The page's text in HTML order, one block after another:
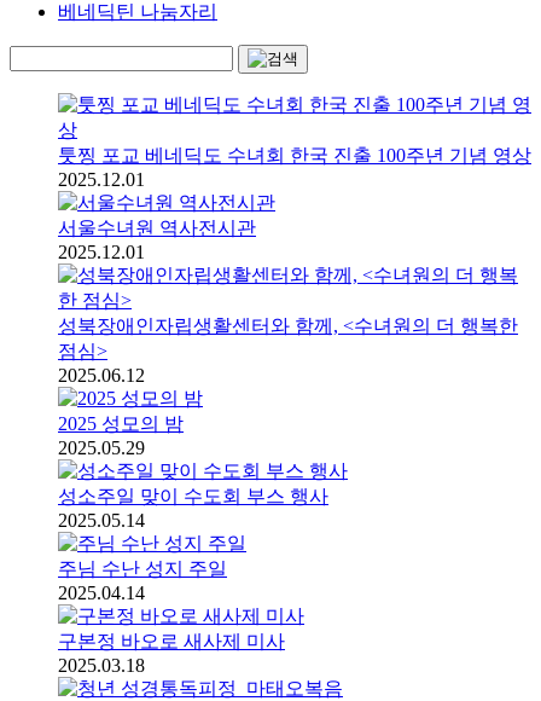
베네딕틴 나눔자리
툿찡 포교 베네딕도 수녀회 한국 진출 100주년 기념 영상
2025.12.01
서울수녀원 역사전시관
2025.12.01
성북장애인자립생활센터와 함께, <수녀원의 더 행복한
점심>
2025.06.12
2025 성모의 밤
2025.05.29
성소주일 맞이 수도회 부스 행사
2025.05.14
주님 수난 성지 주일
2025.04.14
구본정 바오로 새사제 미사
2025.03.18